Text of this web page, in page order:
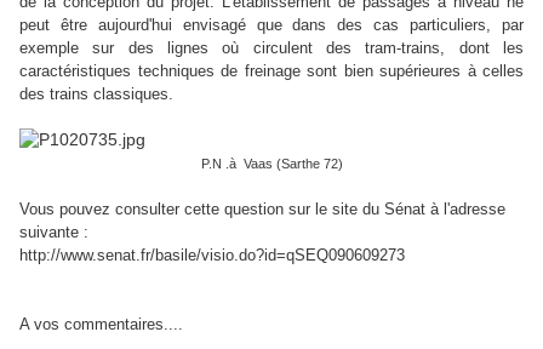
peut être aujourd'hui envisagé que dans des cas particuliers, par
exemple sur des lignes où circulent des tram-trains, dont les
caractéristiques techniques de freinage sont bien supérieures à celles
des trains classiques.
P.N .à Vaas (Sarthe 72)
Vous pouvez consulter cette question sur le site du Sénat à l'adresse
suivante :
http://www.senat.fr/basile/visio.do?id=qSEQ090609273
A vos commentaires....